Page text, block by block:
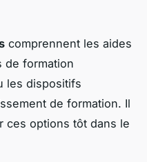
comprennent les aides
de formation
les dispositifs
de formation. Il
ces options tôt dans le